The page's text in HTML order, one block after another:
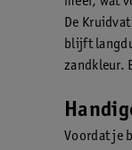
De
blijft
zandkleur.
Voordat je